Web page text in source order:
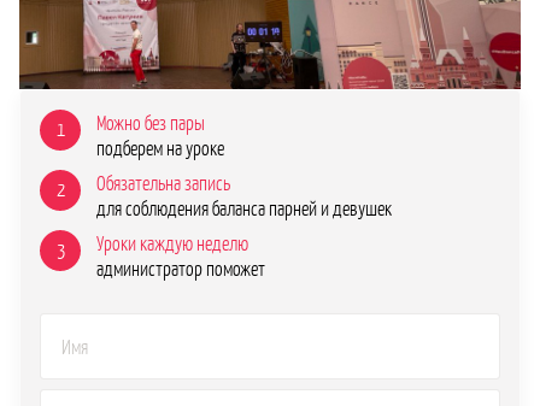
1
Можно без пары
подберем на уроке
2
Обязательна запись
для соблюдения баланса парней и девушек
3
Уроки каждую неделю
администратор поможет